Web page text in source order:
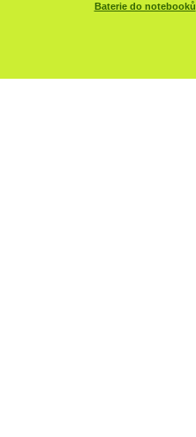
Baterie do notebooků